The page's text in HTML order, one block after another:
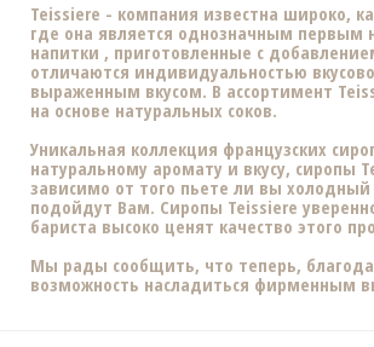
Teissiere - компания известна широко,
где она является однозначным первым
напитки , приготовленные с
отличаются индивидуальностью
выраженным вкусом. В ассортимент
на основе натуральных соков.
Уникальная коллекция французских
натуральному аромату и вкусу, сиропы
зависимо от того пьете ли вы
подойдут Вам. Сиропы Teissiere
бариста высоко ценят качество этого
Мы рады сообщить, что теперь,
возможность насладиться фирменным